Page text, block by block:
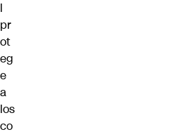
l
pr
ot
eg
e
a
los
co